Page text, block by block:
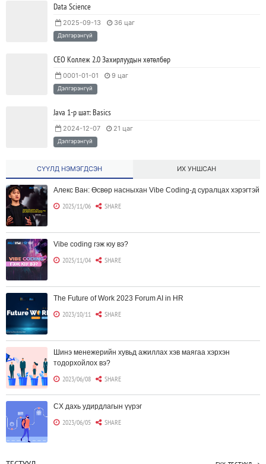
Data Science
2025-09-13 36 цаг
Дэлгэрэнгүй
СЕО Коллеж 2.0 Захирлуудын хөтөлбөр
0001-01-01 9 цаг
Дэлгэрэнгүй
Java 1-р шат: Basics
2024-12-07 21 цаг
Дэлгэрэнгүй
СҮҮЛД НЭМЭГДСЭН ИХ УНШСАН
Алекс Ван: Өсвөр насныхан Vibe Coding-д суралцах хэрэгтэй
2025/11/06 SHARE
Vibe coding гэж юу вэ?
2025/11/04 SHARE
The Future of Work 2023 Forum AI in HR
2023/10/11 SHARE
Шинэ менежерийн хувьд ажиллах хэв маягаа хэрхэн
тодорхойлох вэ?
2023/06/08 SHARE
CX дахь удирдлагын үүрэг
2023/06/05 SHARE
Борлуулагчид "ЮҮЛҮҮР"-т төвлөрөх шаардлагагүй болж